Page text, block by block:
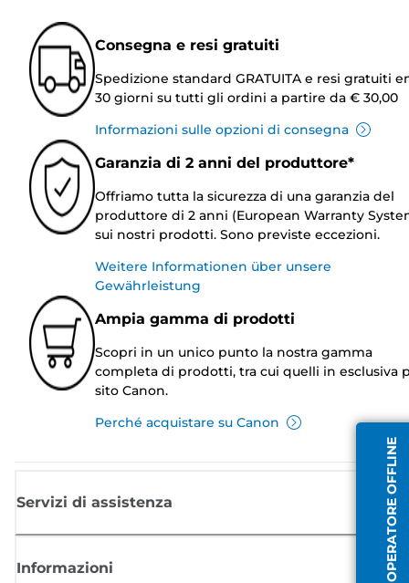
OPERATORE OFFLINE
Consegna e resi gratuiti
Spedizione standard GRATUITA e resi gratuiti
30 giorni su tutti gli ordini a partire da € 30,00
Informazioni sulle opzioni di consegna
Garanzia di 2 anni del produttore*
Offriamo tutta la sicurezza di una garanzia del
produttore di 2 anni (European Warranty
sui nostri prodotti. Sono previste eccezioni.
Weitere Informationen über unsere
Gewährleistung
Ampia gamma di prodotti
Scopri in un unico punto la nostra gamma
completa di prodotti, tra cui quelli in esclusiva
sito Canon.
Perché acquistare su Canon
Servizi di assistenza
Informazioni